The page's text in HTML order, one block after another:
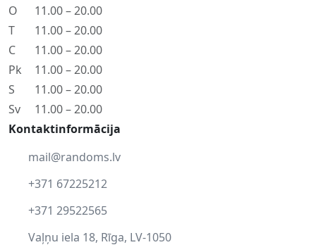
O
11.00 – 20.00
T
11.00 – 20.00
C
11.00 – 20.00
Pk
11.00 – 20.00
S
11.00 – 20.00
Sv
11.00 – 20.00
Kontaktinformācija
mail@randoms.lv
+371 67225212
+371 29522565
Vaļņu iela 18, Rīga, LV-1050